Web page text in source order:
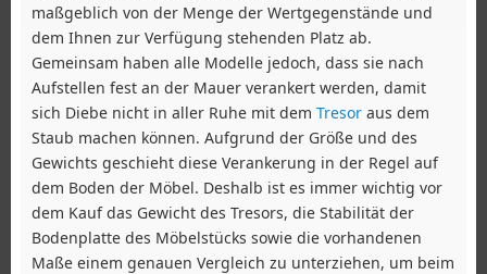
maßgeblich von der Menge der Wertgegenstände und
dem Ihnen zur Verfügung stehenden Platz ab.
Gemeinsam haben alle Modelle jedoch, dass sie nach
Aufstellen fest an der Mauer verankert werden, damit
sich Diebe nicht in aller Ruhe mit dem Tresoraus dem
Staub machen können. Aufgrund der Größe und des
Gewichts geschieht diese Verankerung in der Regel auf
dem Boden der Möbel. Deshalb ist es immer wichtig vor
dem Kauf das Gewicht des Tresors, die Stabilität der
Bodenplatte des Möbelstücks sowie die vorhandenen
Maße einem genauen Vergleich zu unterziehen, um beim